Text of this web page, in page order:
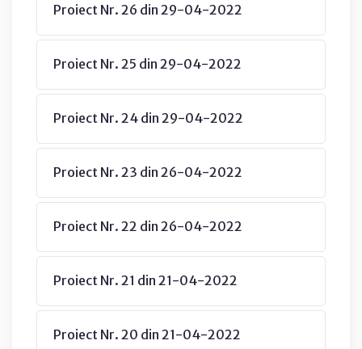
Proiect Nr. 26 din 29-04-2022
Proiect Nr. 25 din 29-04-2022
Proiect Nr. 24 din 29-04-2022
Proiect Nr. 23 din 26-04-2022
Proiect Nr. 22 din 26-04-2022
Proiect Nr. 21 din 21-04-2022
Proiect Nr. 20 din 21-04-2022